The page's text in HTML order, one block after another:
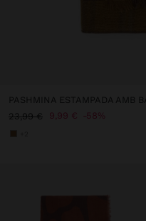
PASHMINA ESTAMPADA AMB
23,99 €
9,99 € 58%